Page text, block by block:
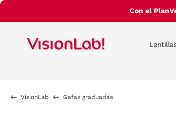
Con el
VisionLab Gafas graduadas